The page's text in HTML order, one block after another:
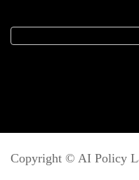
Copyright © AI Policy